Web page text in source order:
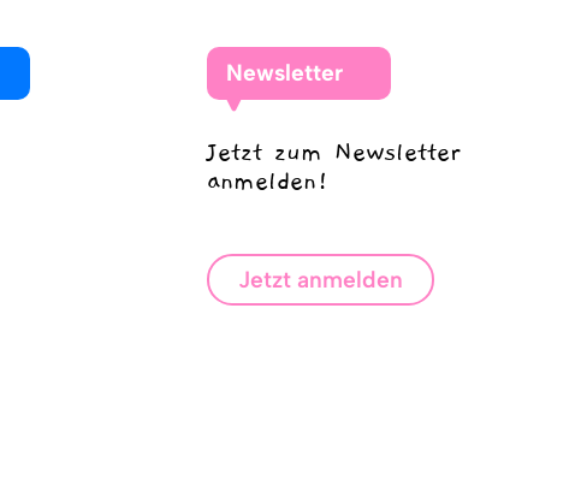
Newsletter
Jetzt zum Newsletter
anmelden!
Jetzt anmelden